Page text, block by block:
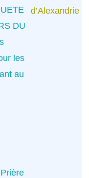
DU
les
au
d’Alexandrie